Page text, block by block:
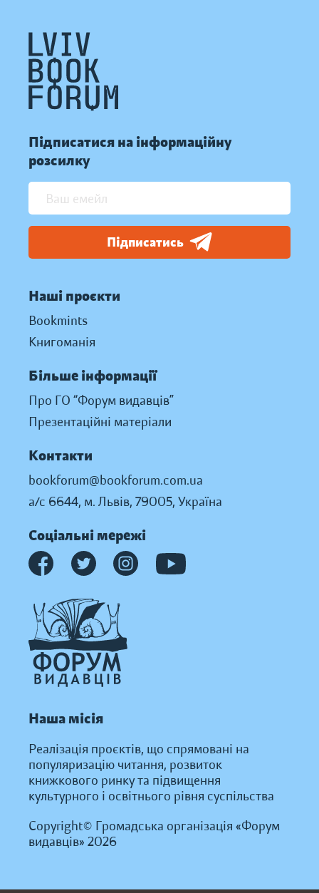
Підписатися на інформаційну
розсилку
Підписатись
Наші проєкти
Bookmints
Книгоманія
Більше інформації
Про ГО “Форум видавців”
Презентаційні матеріали
Контакти
bookforum@bookforum.com.ua
а/с 6644, м. Львів, 79005, Україна
Соціальні мережі
Наша місія
Реалізація проєктів, що спрямовані на
популяризацію читання, розвиток
книжкового ринку та підвищення
культурного і освітнього рівня суспільства
Copyright© Громадська організація «Форум
видавців» 2026